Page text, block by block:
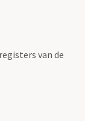
van de